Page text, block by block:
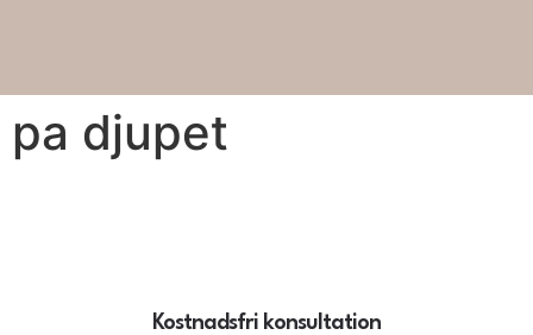
pa djupet
Kostnadsfri konsultation